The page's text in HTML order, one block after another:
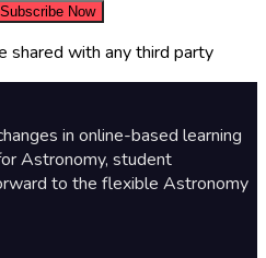
Subscribe Now
shared with any third party
in online-based learning
Astronomy, student
to the flexible Astronomy